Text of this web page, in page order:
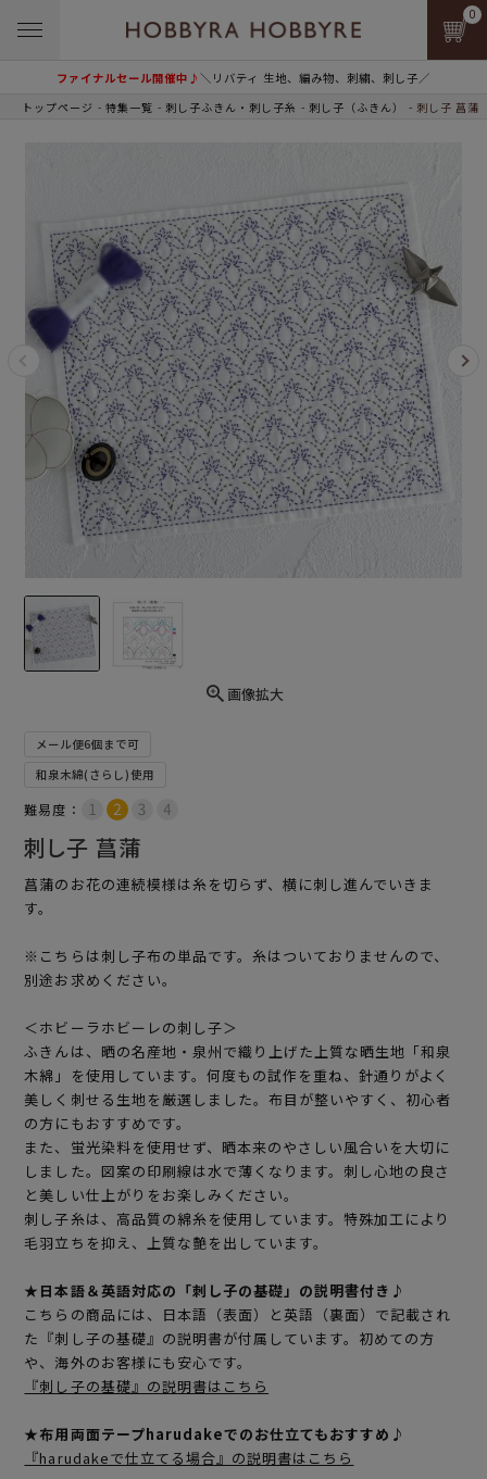
ファイナルセール開催中♪＼リバティ 生地、編み物、刺繍、刺し子／
0
トップページ 特集一覧 刺し子ふきん・刺し子糸 刺し子（ふきん） 刺し子 菖蒲
画像拡大
メール便6個まで可
和泉木綿(さらし)使用
難易度：
刺し子 菖蒲
菖蒲のお花の連続模様は糸を切らず、横に刺し進んでいきま
す。
※こちらは刺し子布の単品です。糸はついておりませんので、
別途お求めください。
＜ホビーラホビーレの刺し子＞
ふきんは、晒の名産地・泉州で織り上げた上質な晒生地「和泉
木綿」を使用しています。何度もの試作を重ね、針通りがよく
美しく刺せる生地を厳選しました。布目が整いやすく、初心者
の方にもおすすめです。
また、蛍光染料を使用せず、晒本来のやさしい風合いを大切に
しました。図案の印刷線は水で薄くなります。刺し心地の良さ
と美しい仕上がりをお楽しみください。
刺し子糸は、高品質の綿糸を使用しています。特殊加工により
毛羽立ちを抑え、上質な艶を出しています。
★日本語＆英語対応の「刺し子の基礎」の説明書付き♪
こちらの商品には、日本語（表面）と英語（裏面）で記載され
た『刺し子の基礎』の説明書が付属しています。初めての方
や、海外のお客様にも安心です。
『刺し子の基礎』の説明書はこちら
★布用両面テープharudakeでのお仕立てもおすすめ♪
『harudakeで仕立てる場合』の説明書はこちら